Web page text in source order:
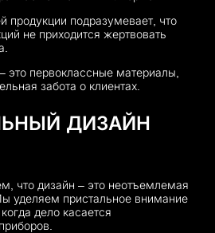
продукции подразумевает, что
не приходится жертвовать
это первоклассные материалы,
забота о клиентах.
ДИЗАЙН
что дизайн – это неотъемлемая
уделяем пристальное внимание
дело касается